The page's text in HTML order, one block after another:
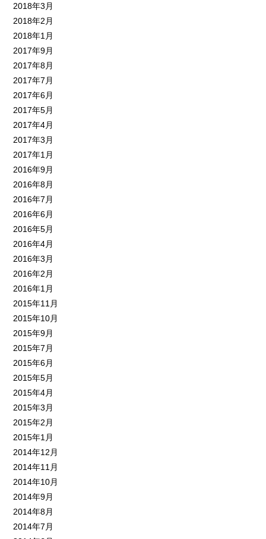
2018年3月
2018年2月
2018年1月
2017年9月
2017年8月
2017年7月
2017年6月
2017年5月
2017年4月
2017年3月
2017年1月
2016年9月
2016年8月
2016年7月
2016年6月
2016年5月
2016年4月
2016年3月
2016年2月
2016年1月
2015年11月
2015年10月
2015年9月
2015年7月
2015年6月
2015年5月
2015年4月
2015年3月
2015年2月
2015年1月
2014年12月
2014年11月
2014年10月
2014年9月
2014年8月
2014年7月